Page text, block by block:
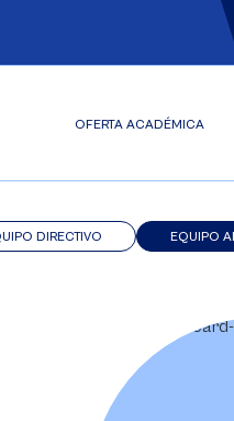
OFERTA ACADÉMICA
EQUIPO
DIRECTIVO